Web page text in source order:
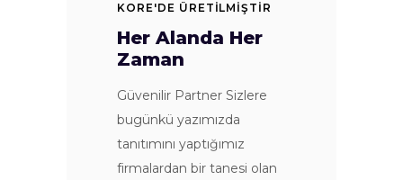
KORE'DE ÜRETİLMİŞTİR
Her Alanda Her
Zaman
Güvenilir Partner Sizlere
bugünkü yazımızda
tanıtımını yaptığımız
firmalardan bir tanesi olan